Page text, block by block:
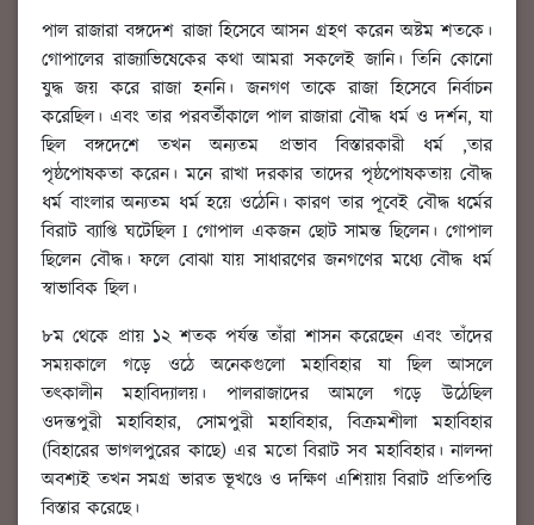
পাল রাজারা বঙ্গদেশ রাজা হিসেবে আসন গ্রহণ করেন অষ্টম শতকে।
গোপালের রাজ্যাভিষেকের কথা আমরা সকলেই জানি। তিনি কোনো
যুদ্ধ জয় করে রাজা হননি। জনগণ তাকে রাজা হিসেবে নির্বাচন
করেছিল। এবং তার পরবর্তীকালে পাল রাজারা বৌদ্ধ ধর্ম ও দর্শন, যা
ছিল বঙ্গদেশে তখন অন্যতম প্রভাব বিস্তারকারী ধর্ম ,তার
পৃষ্ঠপোষকতা করেন। মনে রাখা দরকার তাদের পৃষ্ঠপোষকতায় বৌদ্ধ
ধর্ম বাংলার অন্যতম ধর্ম হয়ে ওঠেনি। কারণ তার পূবেই বৌদ্ধ ধর্মের
বিরাট ব্যাপ্তি ঘটেছিল I গোপাল একজন ছোট সামন্ত ছিলেন। গোপাল
ছিলেন বৌদ্ধ। ফলে বোঝা যায় সাধারণের জনগণের মধ্যে বৌদ্ধ ধর্ম
স্বাভাবিক ছিল।
৮ম থেকে প্রায় ১২ শতক পর্যন্ত তাঁরা শাসন করেছেন এবং তাঁদের
সময়কালে গড়ে ওঠে অনেকগুলো মহাবিহার যা ছিল আসলে
তৎকালীন মহাবিদ্যালয়। পালরাজাদের আমলে গড়ে উঠেছিল
ওদন্তপুরী মহাবিহার, সোমপুরী মহাবিহার, বিক্রমশীলা মহাবিহার
(বিহারের ভাগলপুরের কাছে) এর মতো বিরাট সব মহাবিহার। নালন্দা
অবশ্যই তখন সমগ্র ভারত ভূখণ্ডে ও দক্ষিণ এশিয়ায় বিরাট প্রতিপত্তি
বিস্তার করেছে।